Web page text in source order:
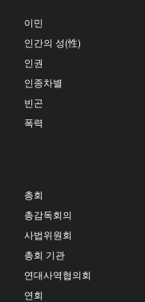
이민
인간의 성(性)
인권
인종차별
빈곤
폭력
총회
총감독회의
사법위원회
총회 기관
연대사역협의회
연회